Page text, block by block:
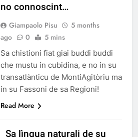
no connoscint…
Giampaolo Pisu
5 months
ago
0 5 mins
Sa chistioni fiat giai buddi buddi
che mustu in cubidina, e no in su
transatlànticu de MontiAgitòriu ma
in su Fassoni de sa Regioni!
Read More
Sa lìngua naturali de su